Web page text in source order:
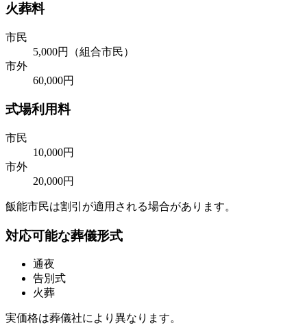
火葬料
市民
5,000円（組合市民）
市外
60,000円
式場利用料
市民
10,000円
市外
20,000円
飯能市民は割引が適用される場合があります。
対応可能な葬儀形式
通夜
告別式
火葬
実価格は葬儀社により異なります。